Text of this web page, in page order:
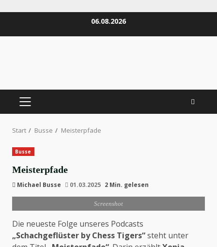
06.08.2026
PRIMÄRES
Start Busse Meisterpfade
Busse
Meisterpfade
Michael Busse 01.03.2025 2 Min. gelesen
Screenshot
Die neueste Folge unseres Podcasts
„Schachgeflüster by Chess Tigers“steht unter